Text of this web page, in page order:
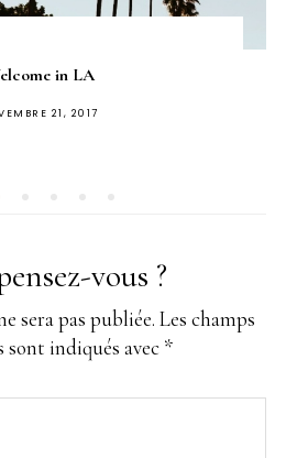
in LA
21, 2017
vous ?
sera pas publiée. Les champs
indiqués avec *